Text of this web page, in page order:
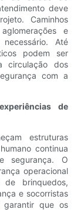
deve
Caminhos
e
Até
podem ser
circulação dos
com a
de
estruturas
continua
segurança. O
operacional
brinquedos,
e socorristas
garantir que os